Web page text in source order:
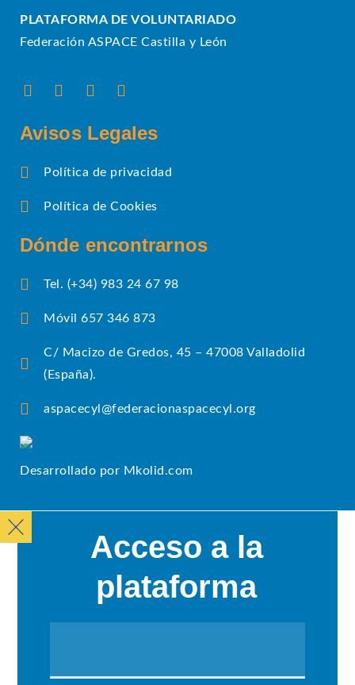
PLATAFORMA DE VOLUNTARIADO
Federación ASPACE Castilla y León
Avisos Legales
Política de privacidad
Política de Cookies
Dónde encontrarnos
Tel. (+34) 983 24 67 98
Móvil 657 346 873
C/ Macizo de Gredos, 45 – 47008 Valladolid
(España).
aspacecyl@federacionaspacecyl.org
Desarrollado por Mkolid.com
Acceso a la
plataforma